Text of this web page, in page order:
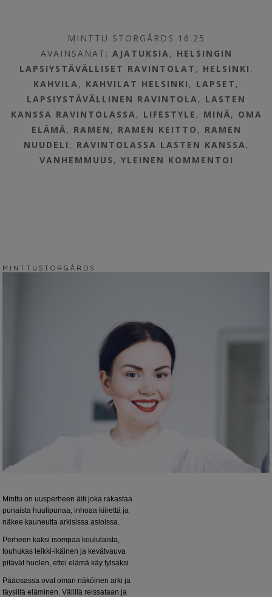
MINTTU STORGÅRDS 16:25
AVAINSANAT: AJATUKSIA, HELSINGIN
LAPSIYSTÄVÄLLISET RAVINTOLAT , HELSINKI ,
KAHVILA, KAHVILAT HELSINKI , LAPSET ,
LAPSIYSTÄVÄLLINEN RAVINTOLA, LASTEN
KANSSA RAVINTOLASSA, LIFESTYLE , MINÄ, OMA
ELÄMÄ, RAMEN , RAMEN KEITTO , RAMEN
NUUDELI , RAVINTOLASSA LASTEN KANSSA,
VANHEMMUUS , YLEINEN KOMMENTOI
M I N T T U S T O R G Å R D S
Minttu on uusperheen äiti joka rakastaa
punaista huulipunaa, inhoaa kiirettä ja
näkee kauneutta arkisissa asioissa.
Perheen kaksi isompaa koululaista,
touhukas leikki-ikäinen ja kevätvauva
pitävät huolen, ettei elämä käy tylsäksi.
Pääosassa ovat oman näköinen arki ja
täysillä eläminen. Välillä reissataan ja